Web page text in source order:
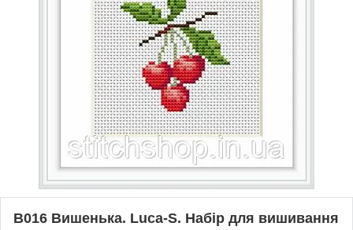
B016 Вишенька. Luca-S. Набір для вишивання